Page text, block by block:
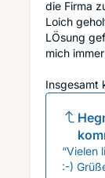
die Firma
Loich
LÖsung
mich
Insgesamt
“Vielen
:-)